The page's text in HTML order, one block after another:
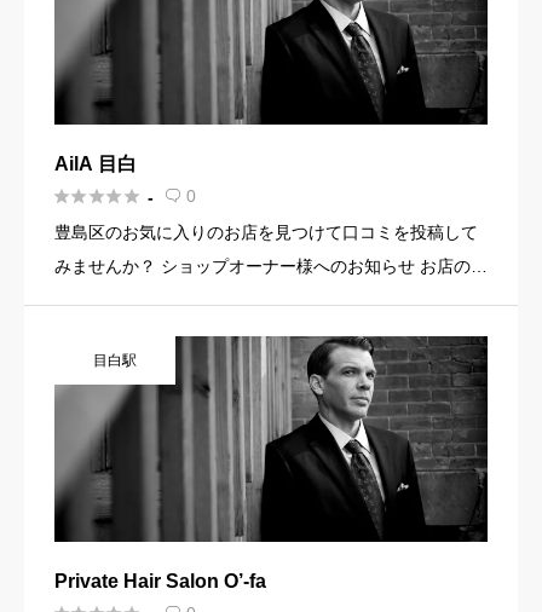
AilA 目白
 -  0
豊島区のお気に入りのお店を見つけて口コミを投稿して
みませんか？ ショップオーナー様へのお知らせ お店の魅
真・メニュー・PR文章・ホームページリンクなど機能を
使って集客に […]
目白駅
Private Hair Salon O’-fa